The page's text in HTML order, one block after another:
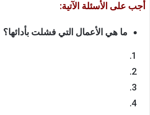
أجب على الأسئلة الآتية:
ما هي الأعمال التي فشلت بأدائها؟